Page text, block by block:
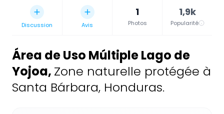
Discussion Avis
1
Photos
1,9k
Popularité
Área de Uso Múltiple Lago de
Yojoa, Zone naturelle protégée à
Santa Bárbara, Honduras.